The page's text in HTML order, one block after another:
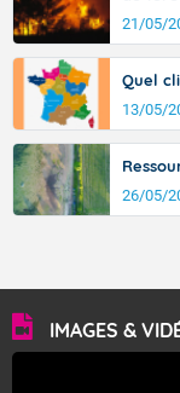
21/05/
Quel
13/05/
26/05/
IMAGES &